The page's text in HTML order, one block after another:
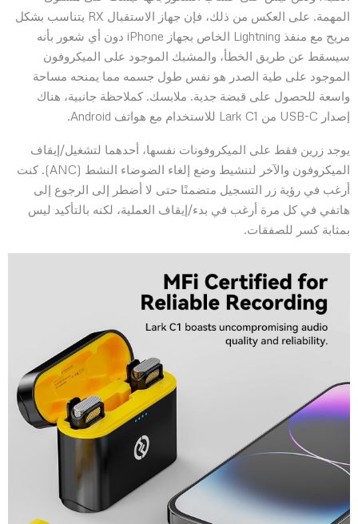
المهمة. على العكس من ذلك، فإن جهاز الاستقبال RX يتناسب بشكل
مريح مع منفذ Lightning الخاص بجهاز iPhone دون أي شعور بأنه
سيسقط عن طريق الخطأ، والمشبك الموجود على الميكروفون
الموجود على طية الصدر هو نفس طول جسمه مما يمنحه مساحة
واسعة للحصول على قبضة جدية. ملابسك. كملاحظة جانبية، هناك
إصدار USB-C من Lark C1 للاستخدام مع هواتف Android.
يوجد زرين فقط على الميكروفونات نفسها، أحدهما لتشغيل/إيقاف
الميكروفون والآخر لتنشيط وضع إلغاء الضوضاء النشط (ANC). كنت
أرغب في رؤية زر التسجيل متضمنًا حتى لا أضطر إلى الرجوع إلى
هاتفي في كل مرة أرغب في بدء/إيقاف العملية، لكنه بالتأكيد ليس
بمثابة كسر للصفقات.